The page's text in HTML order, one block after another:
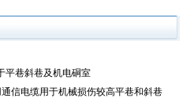
平巷斜巷及机电硐室
信电缆用于机械损伤较高平巷和斜巷